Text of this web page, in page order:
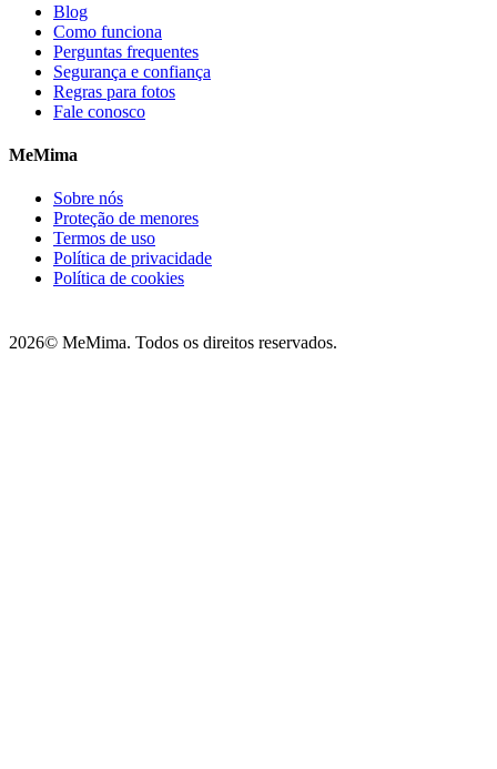
Blog
Como funciona
Perguntas frequentes
Segurança e confiança
Regras para fotos
Fale conosco
MeMima
Sobre nós
Proteção de menores
Termos de uso
Política de privacidade
Política de cookies
2026© MeMima. Todos os direitos reservados.